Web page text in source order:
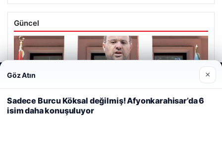
Güncel
Bakan Gürlek’ten Çerçeve Yasa Açıklaması: Hukuk Devleti
İlkeleriyle Süreç İşletilecek
Web sitemizi nasıl kullandığınızı daha iyi anlayabilmek,
deneyiminizi kişiselleştirmek ve geliştirmek amacıyla çerezler
kullanıyoruz.
Çerez Politikamız
Reddet Kabul Et
Göz Atın ×
Sadece Burcu Köksal değilmiş! Afyonkarahisar’da 6
isim daha konuşuluyor